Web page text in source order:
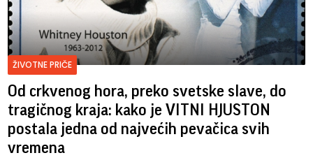
ŽIVOTNE PRIČE
Od crkvenog hora, preko svetske slave, do
tragičnog kraja: kako je VITNI HJUSTON
postala jedna od najvećih pevačica svih
vremena